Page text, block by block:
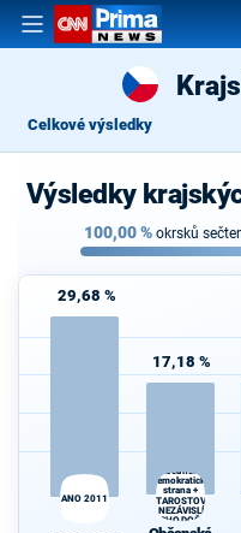
Celkové výsledky
Výsledky
100,00% okrsků
29,68 %
ANO 2011
17,18 %
Občanská
demokratická
strana +
STAROSTOVÉ
A NEZÁVISLÍ a
VÝCHODOČEŠI